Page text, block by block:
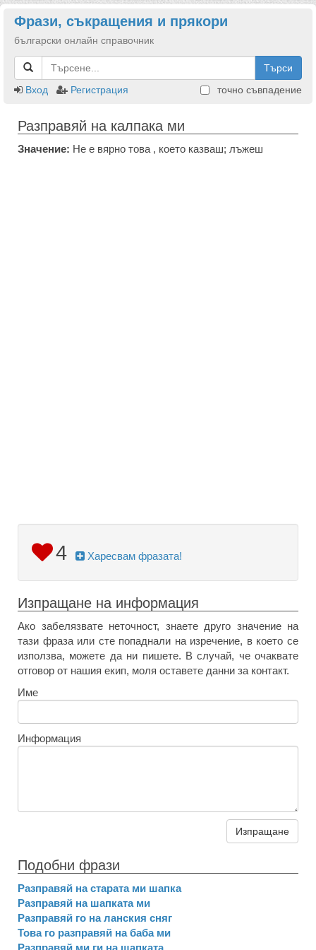
Фрази, съкращения и прякори
български онлайн справочник
Търси
Вход
Регистрация точно съвпадение
Разправяй на калпака ми
Значение: Не е вярно това , което казваш; лъжеш
4 Харесвам фразата!
Изпращане на информация
Ако забелязвате неточност, знаете друго значение на
тази фраза или сте попаднали на изречение, в което се
използва, можете да ни пишете. В случай, че очаквате
отговор от нашия екип, моля оставете данни за контакт.
Име
Информация
Изпращане
Подобни фрази
Разправяй на старата ми шапка
Разправяй на шапката ми
Разправяй го на ланския сняг
Това го разправяй на баба ми
Разправяй ми ги на шапката